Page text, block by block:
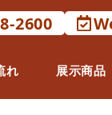
2600
れ 展示商品